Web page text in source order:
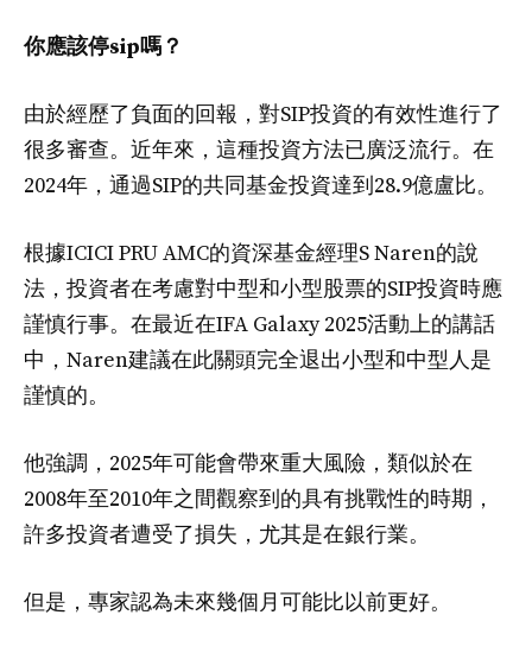
你應該停sip嗎？
由於經歷了負面的回報，對SIP投資的有效性進行了
很多審查。近年來，這種投資方法已廣泛流行。在
2024年，通過SIP的共同基金投資達到28.9億盧比。
根據ICICI PRU AMC的資深基金經理S Naren的說
法，投資者在考慮對中型和小型股票的SIP投資時應
謹慎行事。在最近在IFA Galaxy 2025活動上的講話
中，Naren建議在此關頭完全退出小型和中型人是
謹慎的。
他強調，2025年可能會帶來重大風險，類似於在
2008年至2010年之間觀察到的具有挑戰性的時期，
許多投資者遭受了損失，尤其是在銀行業。
但是，專家認為未來幾個月可能比以前更好。